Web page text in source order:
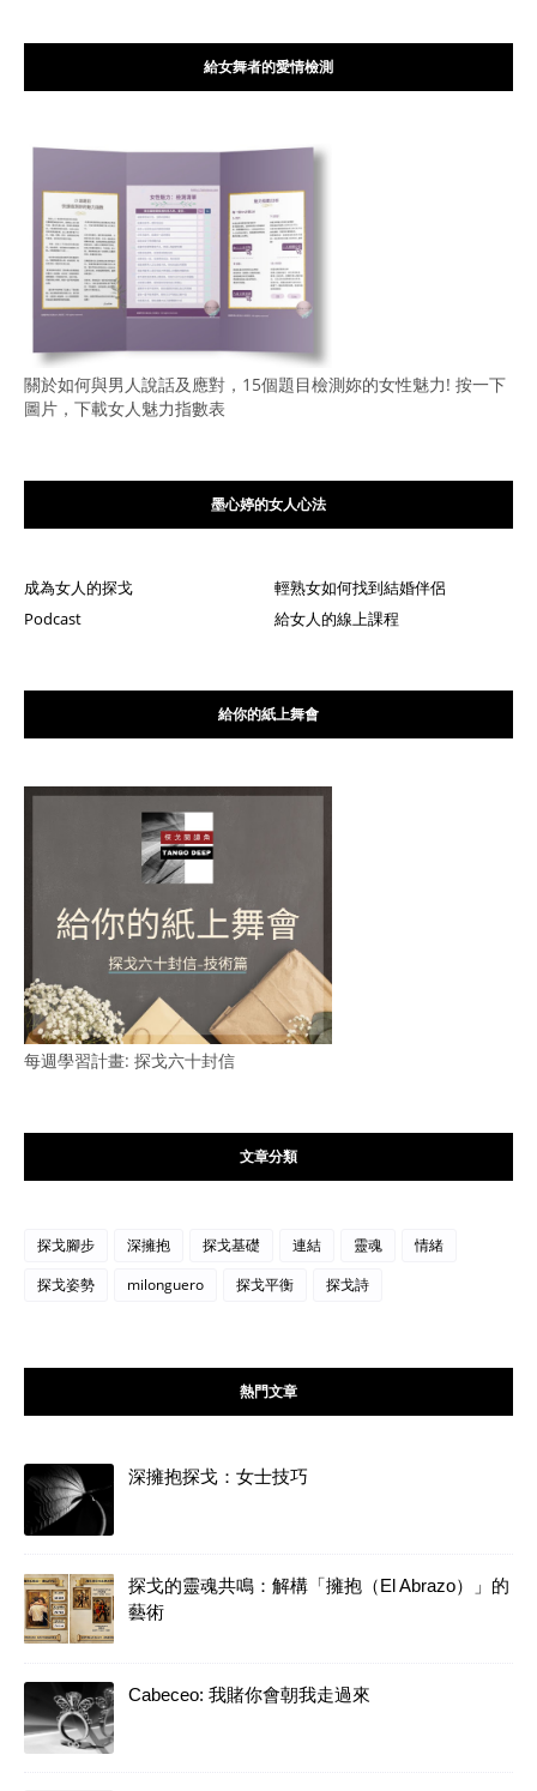
給女舞者的愛情檢測
關於如何與男人說話及應對，15個題目檢測妳的女性魅力! 按一下
圖片，下載女人魅力指數表
墨心婷的女人心法
成為女人的探戈
輕熟女如何找到結婚伴侶
Podcast
給女人的線上課程
給你的紙上舞會
每週學習計畫: 探戈六十封信
文章分類
探戈腳步 深擁抱 探戈基礎 連結 靈魂
情緒
探戈姿勢
milonguero 探戈平衡 探戈詩
熱門文章
深擁抱探戈：女士技巧
探戈的靈魂共鳴：解構「擁抱（El Abrazo）」的
藝術
Cabeceo: 我賭你會朝我走過來